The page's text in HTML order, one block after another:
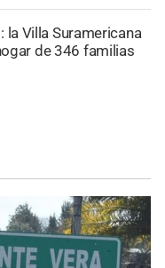
la Villa Suramericana
de 346 familias